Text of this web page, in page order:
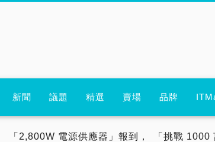
新聞 議題 精選 賣場 品牌
「2,800W 電源供應器」報到，
「挑戰